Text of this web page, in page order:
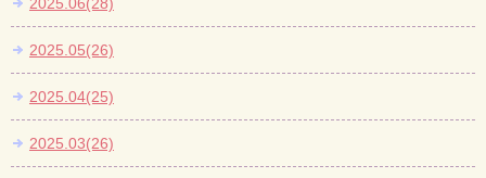
2025.05(26)
2025.04(25)
2025.03(26)